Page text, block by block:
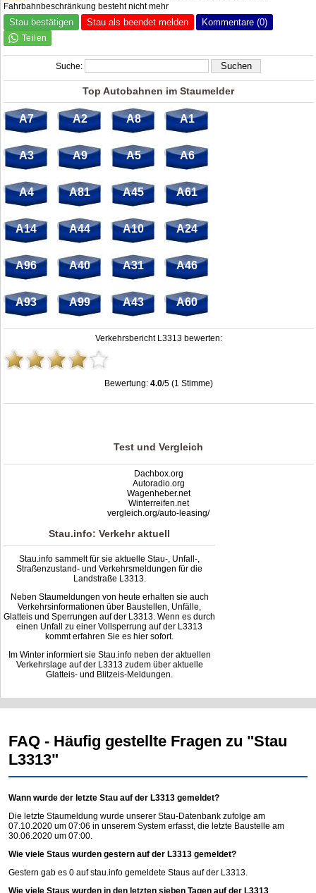
Fahrbahnbeschränkung besteht nicht mehr
Stau bestätigen Stau als beendet melden Kommentare (0)
Suche:
Top Autobahnen im Staumelder
A7 A2 A8 A1
A3 A9 A5 A6
A4 A81 A45 A61
A14 A44 A10 A24
A96 A40 A31 A46
A93 A99 A43 A60
Verkehrsbericht L3313 bewerten:
Bewertung: 4.0/5 (1 Stimme)
Stau L3313: Unfälle, Sperrung & Baustellen | Staumelder L3313 ,4.0out of5
Test und Vergleich
Dachbox.org
Autoradio.org
Wagenheber.net
Winterreifen.net
vergleich.org/auto-leasing/
Stau.info: Verkehr aktuell
Stau.info sammelt für sie aktuelle Stau-, Unfall-,
Straßenzustand- und Verkehrsmeldungen für die
Landstraße L3313.
Neben Staumeldungen von heute erhalten sie auch
Verkehrsinformationen über Baustellen, Unfälle,
Glatteis und Sperrungen auf der L3313. Wenn es durch
einen Unfall zu einer Vollsperrung auf der L3313
kommt erfahren Sie es hier sofort.
Im Winter informiert sie Stau.info neben der aktuellen
Verkehrslage auf der L3313 zudem über aktuelle
Glatteis- und Blitzeis-Meldungen.
FAQ - Häufig gestellte Fragen zu "Stau
L3313"
Wann wurde der letzte Stau auf der L3313 gemeldet?
Die letzte Staumeldung wurde unserer Stau-Datenbank zufolge am
07.10.2020 um 07:06 in unserem System erfasst, die letzte Baustelle am
30.06.2020 um 07:00.
Wie viele Staus wurden gestern auf der L3313 gemeldet?
Gestern gab es 0 aufstau.info gemeldete Staus auf der L3313.
Wie viele Staus wurden in den letzten sieben Tagen auf der L3313